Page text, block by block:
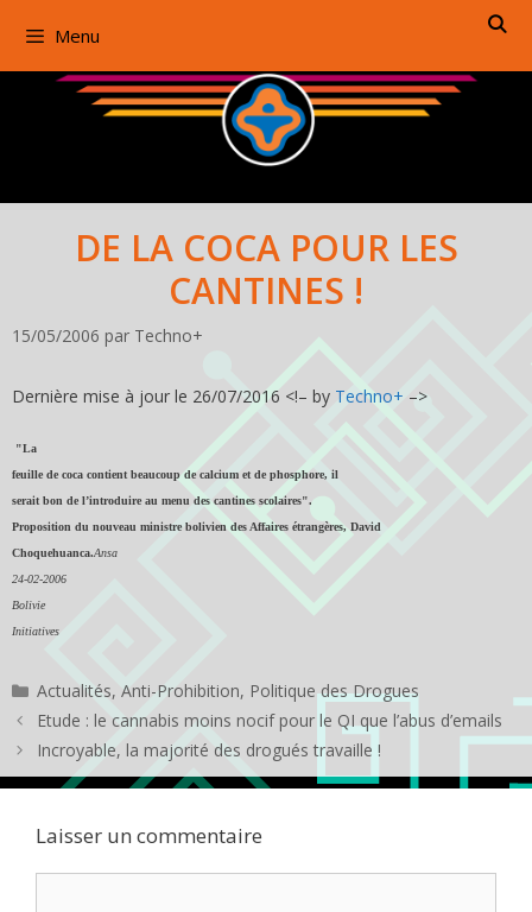
Menu
DE LA COCA POUR LES
CANTINES !
15/05/2006 par Techno+
Dernière mise à jour le 26/07/2016 <!– by Techno+ –>
"La
feuille de coca contient beaucoup de calcium et de phosphore, il
serait bon de l’introduire au menu des cantines scolaires".
Proposition du nouveau ministre bolivien des Affaires étrangères, David
Choquehuanca.Ansa
24-02-2006
Bolivie
Initiatives
Catégories
Actualités,Anti-Prohibition, Politique des Drogues
Etude : le cannabis moins nocif pour le QI que l’abus d’emails
Incroyable, la majorité des drogués travaille !
Laisser un commentaire